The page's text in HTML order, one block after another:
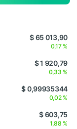
$ 65 013,90
0,17 %
$ 1 920,79
0,33 %
$ 0,99935344
0,02 %
$ 603,75
1,88 %